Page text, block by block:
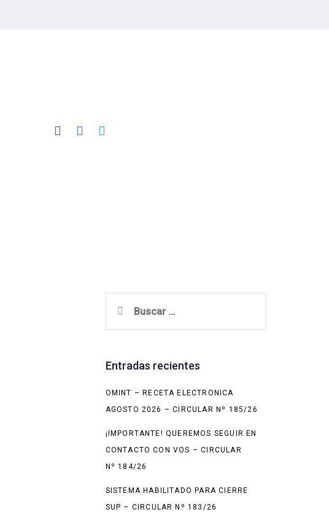
Entradas recientes
OMINT – RECETA ELECTRONICA
AGOSTO 2026 – CIRCULAR Nº 185/26
¡IMPORTANTE! QUEREMOS SEGUIR EN
CONTACTO CON VOS – CIRCULAR
Nº 184/26
SISTEMA HABILITADO PARA CIERRE
SUP – CIRCULAR Nº 183/26